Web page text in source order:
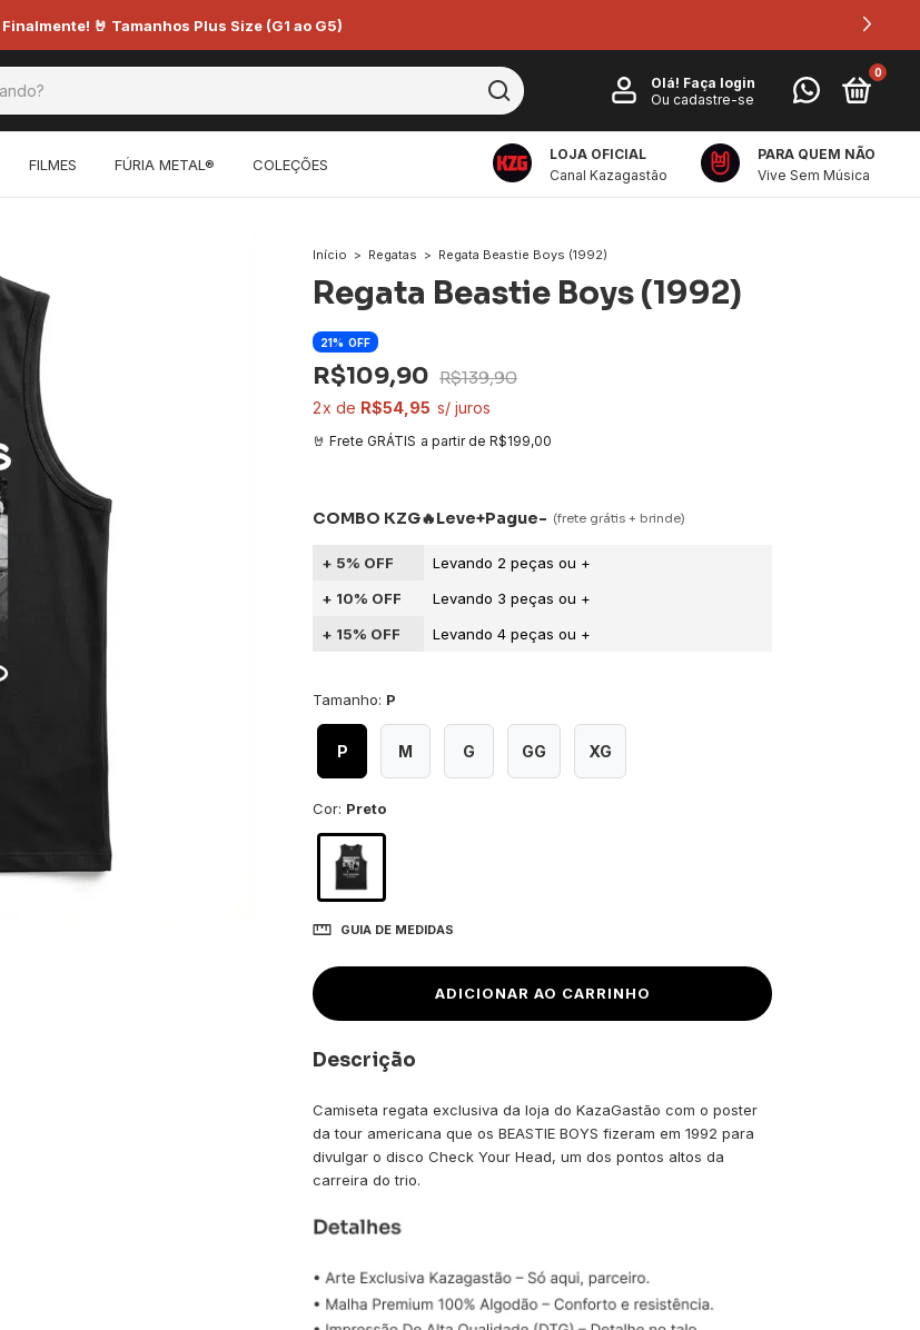
Finalmente! 🤘 Tamanhos Plus Size (G1 ao G5)
Olá! Faça login
Ou cadastre-se
0
FILMES FÚRIA METAL® COLEÇÕES
LOJA OFICIAL
Canal Kazagastão
PARA QUEM NÃO
Vive Sem Música
Início > Regatas > Regata Beastie Boys (1992)
Regata Beastie Boys (1992)
21 OFF
R$109,90 R$139,90
2 R$54,95
a partir de R$199,00
5% OFF
10% OFF
15% OFF
Tamanho: P
P M G GG XG
Cor: Preto
GUIA DE MEDIDAS
Descrição
Camiseta regata exclusiva da loja do KazaGastão com o poster
da tour americana que os BEASTIE BOYS fizeram em 1992 para
divulgar o disco Check Your Head, um dos pontos altos da
carreira do trio.